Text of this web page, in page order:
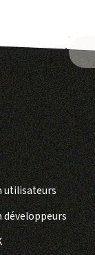
utilisateurs